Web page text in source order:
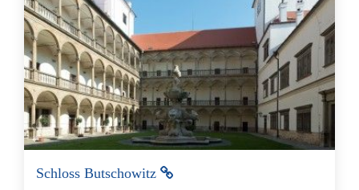
Schloss Butschowitz